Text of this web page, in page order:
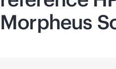
Morpheus